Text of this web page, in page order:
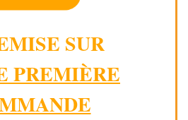
SUR
PREMIÈRE